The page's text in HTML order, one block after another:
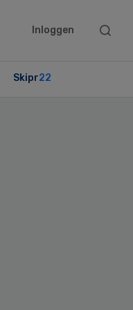
Inloggen
Search
Skipr22